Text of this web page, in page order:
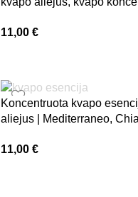
11,00 €
Koncentruota kvapo
aliejus | Mediterraneo,
11,00 €